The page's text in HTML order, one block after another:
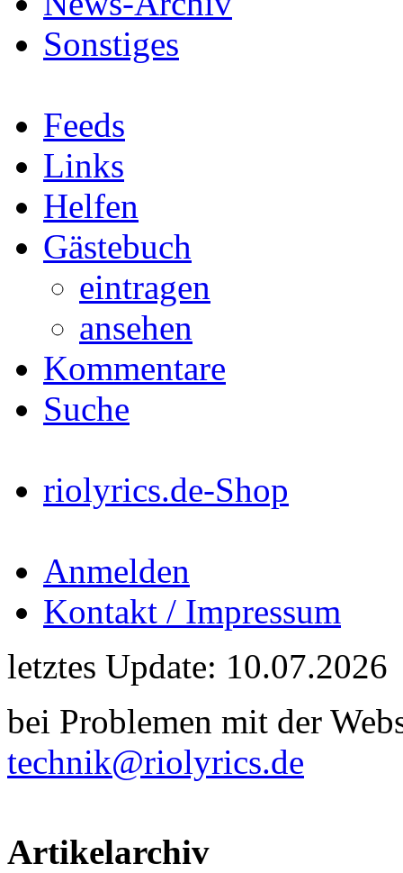
Sonstiges
Feeds
Links
Helfen
Gästebuch
eintragen
ansehen
Kommentare
Suche
riolyrics.de-Shop
Anmelden
Kontakt / Impressum
letztes Update: 10.07.2026
bei Problemen mit der
technik@riolyrics.de
Artikelarchiv